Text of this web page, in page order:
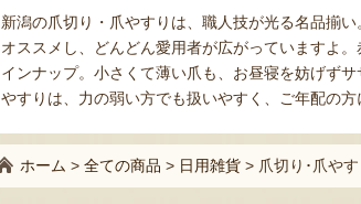
新潟の爪切り・爪やすりは、職人技が光る名品揃
オススメし、どんどん愛用者が広がっていますよ
インナップ。小さくて薄い爪も、お昼寝を妨げず
やすりは、力の弱い方でも扱いやすく、ご年配の
ホーム > 全ての商品 > 日用雑貨 > 爪切り･爪やす